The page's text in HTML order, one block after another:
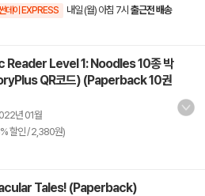
데이 EXPRESS 내일 (월) 아침 7시 출근전 배송
Level 1: Noodles 10종 박
QR코드) (Paperback 10권
년 01월
할인 / 2,380원)
Tales! (Paperback)